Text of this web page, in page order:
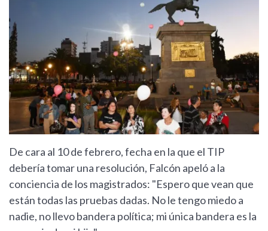
De cara al 10 de febrero, fecha en la que el TIP
debería tomar una resolución, Falcón apeló a la
conciencia de los magistrados: "Espero que vean que
están todas las pruebas dadas. No le tengo miedo a
nadie, no llevo bandera política; mi única bandera es la